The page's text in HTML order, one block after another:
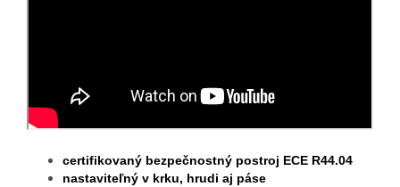
certifikovaný bezpečnostný postroj ECE R44.04
nastaviteľný v krku, hrudi aj páse